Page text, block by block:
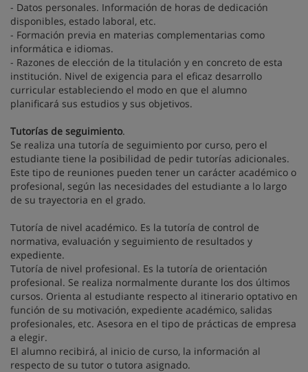
- Datos personales. Información de horas de dedicación
disponibles, estado laboral, etc.
- Formación previa en materias complementarias como
informática e idiomas.
- Razones de elección de la titulación y en concreto de esta
institución. Nivel de exigencia para el eficaz desarrollo
curricular estableciendo el modo en que el alumno
planificará sus estudios y sus objetivos.
Tutorías de seguimiento.
Se realiza una tutoría de seguimiento por curso, pero el
estudiante tiene la posibilidad de pedir tutorías adicionales.
Este tipo de reuniones pueden tener un carácter académico o
profesional, según las necesidades del estudiante a lo largo
de su trayectoria en el grado.
Tutoría de nivel académico. Es la tutoría de control de
normativa, evaluación y seguimiento de resultados y
expediente.
Tutoría de nivel profesional. Es la tutoría de orientación
profesional. Se realiza normalmente durante los dos últimos
cursos. Orienta al estudiante respecto al itinerario optativo en
función de su motivación, expediente académico, salidas
profesionales, etc. Asesora en el tipo de prácticas de empresa
a elegir.
El alumno recibirá, al inicio de curso, la información al
respecto de su tutor o tutora asignado.